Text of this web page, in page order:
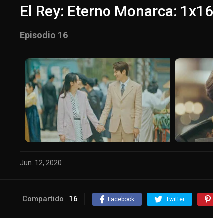
El Rey: Eterno Monarca: 1x16
Episodio 16
Jun. 12, 2020
Compartido 16 Facebook Twitter